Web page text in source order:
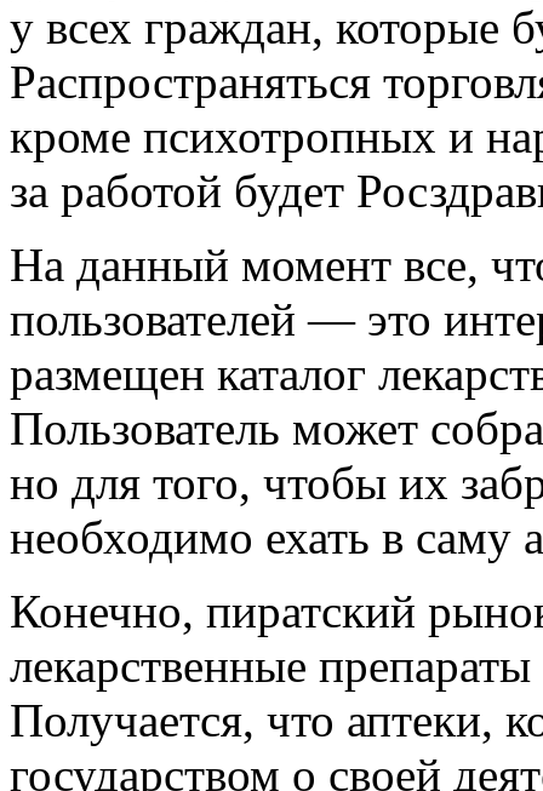
у всех граждан, которые
Распространяться
кроме психотропных и
за работой будет
На данный момент все,
пользователей — это
размещен каталог
Пользователь может
но для того, чтобы их
необходимо ехать в саму
Конечно, пиратский
лекарственные
Получается, что аптеки,
государством о своей